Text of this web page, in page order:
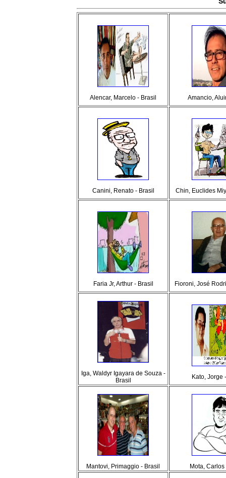
Alencar, Marcelo - Brasil Amancio,
Canini, Renato - Brasil Chin, Euclides
Faria Jr, Arthur - Brasil Fioroni, José
Iga, Waldyr Igayara de Souza -
Brasil
Kato, Jorge
Mantovi, Primaggio - Brasil Mota,